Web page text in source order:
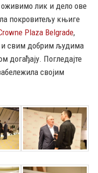
оживимо лик и дело ове
покровитељу књиге
Plaza Belgrade,
и свим добрим људима
догађају. Погледајте
својим